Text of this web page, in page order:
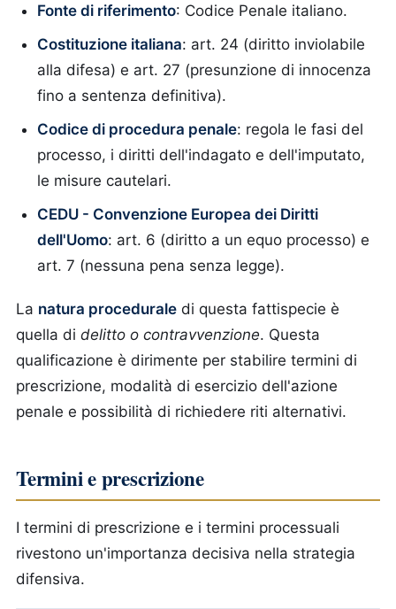
Fonte di riferimento: Codice Penale italiano.
Costituzione italiana: art. 24 (diritto inviolabile
alla difesa) e art. 27 (presunzione di innocenza
fino a sentenza definitiva).
Codice di procedura penale: regola le fasi del
processo, i diritti dell'indagato e dell'imputato,
le misure cautelari.
CEDU - Convenzione Europea dei Diritti
dell'Uomo: art. 6 (diritto a un equo processo) e
art. 7 (nessuna pena senza legge).
La natura procedurale di questa fattispecie è
quella di delitto o contravvenzione. Questa
qualificazione è dirimente per stabilire termini di
prescrizione, modalità di esercizio dell'azione
penale e possibilità di richiedere riti alternativi.
Termini e prescrizione
I termini di prescrizione e i termini processuali
rivestono un'importanza decisiva nella strategia
difensiva.